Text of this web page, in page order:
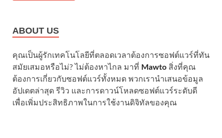
ABOUT US
คุณเป็นผู้รักเทคโนโลยีที่ตลอดเวลาต้องการซอฟต์แวร์ที่ทัน
สมัยเสมอหรือไม่? ไม่ต้องหาไกล มาที่ Mawto สิ่งที่คุณ
ต้องการเกี่ยวกับซอฟต์แวร์ทั้งหมด พวกเรานำเสนอข้อมูล
อัปเดตล่าสุด รีวิว และการดาวน์โหลดซอฟต์แวร์ระดับดี
เพื่อเพิ่มประสิทธิภาพในการใช้งานดิจิทัลของคุณ